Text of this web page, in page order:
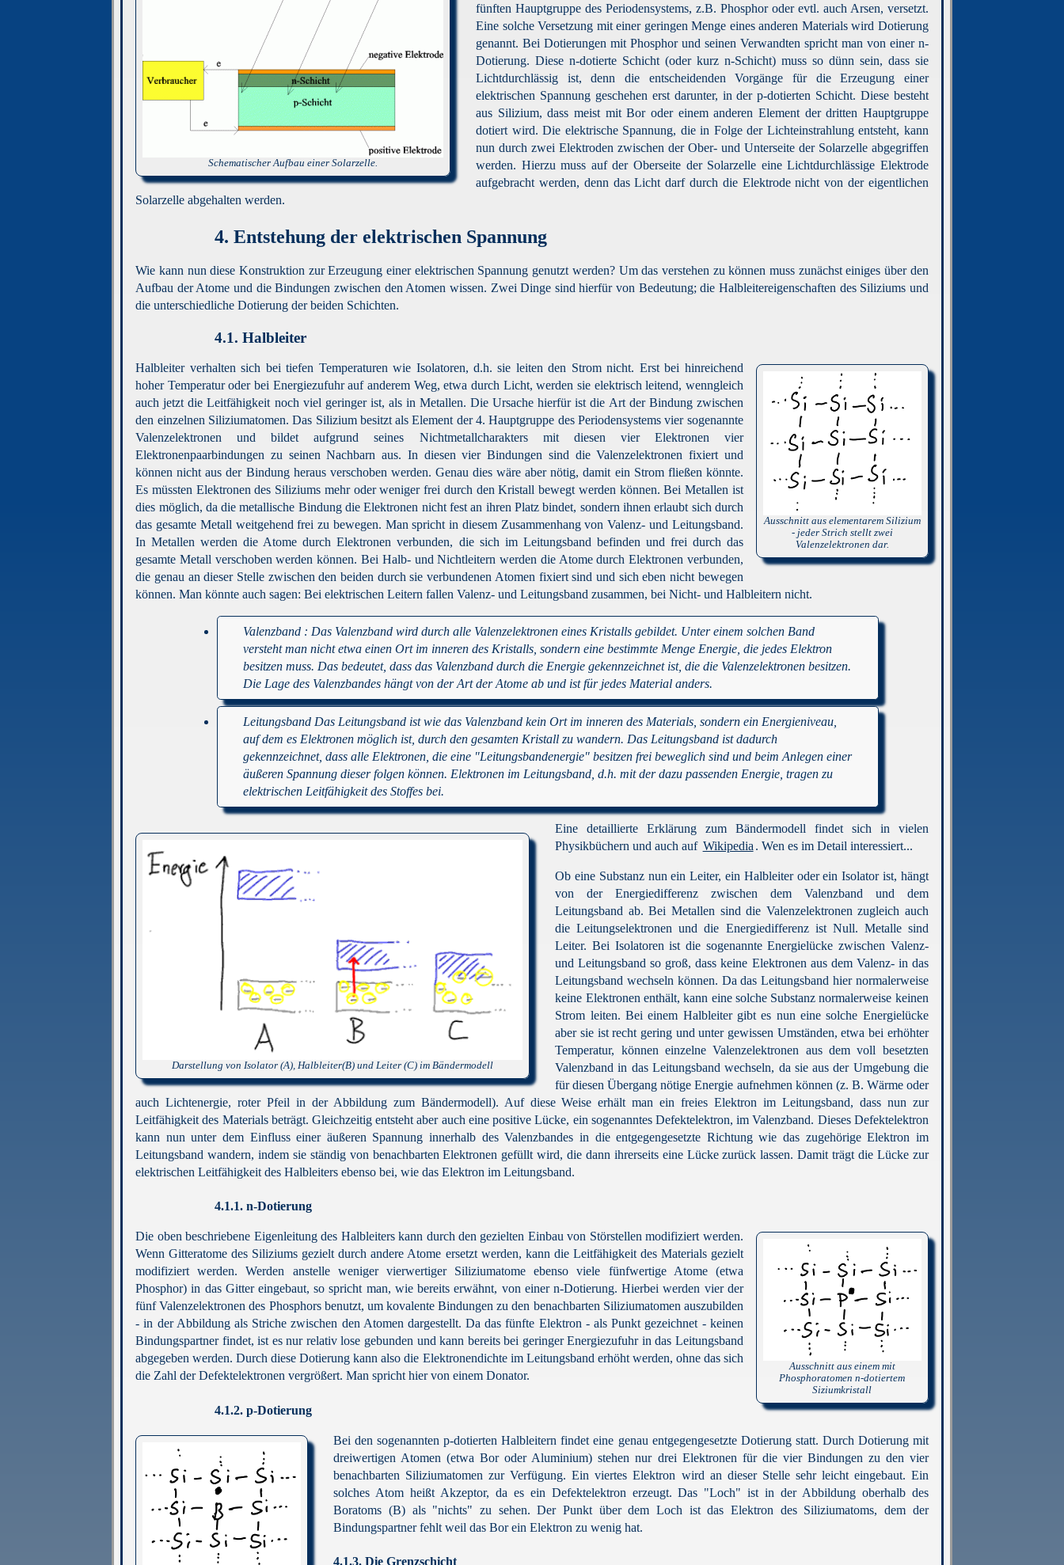
Schematischer Aufbau einer Solarzelle.
fünften Hauptgruppe des Periodensystems, z.B. Phosphor oder evtl. auch Arsen, versetzt.
Eine solche Versetzung mit einer geringen Menge eines anderen Materials wird Dotierung
genannt. Bei Dotierungen mit Phosphor und seinen Verwandten spricht man von einer n-
Dotierung. Diese n-dotierte Schicht (oder kurz n-Schicht) muss so dünn sein, dass sie
Lichtdurchlässig ist, denn die entscheidenden Vorgänge für die Erzeugung einer
elektrischen Spannung geschehen erst darunter, in der p-dotierten Schicht. Diese besteht
aus Silizium, dass meist mit Bor oder einem anderen Element der dritten Hauptgruppe
dotiert wird. Die elektrische Spannung, die in Folge der Lichteinstrahlung entsteht, kann
nun durch zwei Elektroden zwischen der Ober- und Unterseite der Solarzelle abgegriffen
werden. Hierzu muss auf der Oberseite der Solarzelle eine Lichtdurchlässige Elektrode
aufgebracht werden, denn das Licht darf durch die Elektrode nicht von der eigentlichen
Solarzelle abgehalten werden.
4. Entstehung der elektrischen Spannung
Wie kann nun diese Konstruktion zur Erzeugung einer elektrischen Spannung genutzt werden? Um das verstehen zu können muss zunächst einiges über den
Aufbau der Atome und die Bindungen zwischen den Atomen wissen. Zwei Dinge sind hierfür von Bedeutung; die Halbleitereigenschaften des Siliziums und
die unterschiedliche Dotierung der beiden Schichten.
4.1. Halbleiter
Ausschnitt aus elementarem Silizium
- jeder Strich stellt zwei
Valenzelektronen dar.
Halbleiter verhalten sich bei tiefen Temperaturen wie Isolatoren, d.h. sie leiten den Strom nicht. Erst bei hinreichend
hoher Temperatur oder bei Energiezufuhr auf anderem Weg, etwa durch Licht, werden sie elektrisch leitend, wenngleich
auch jetzt die Leitfähigkeit noch viel geringer ist, als in Metallen. Die Ursache hierfür ist die Art der Bindung zwischen
den einzelnen Siliziumatomen. Das Silizium besitzt als Element der 4. Hauptgruppe des Periodensystems vier sogenannte
Valenzelektronen und bildet aufgrund seines Nichtmetallcharakters mit diesen vier Elektronen vier
Elektronenpaarbindungen zu seinen Nachbarn aus. In diesen vier Bindungen sind die Valenzelektronen fixiert und
können nicht aus der Bindung heraus verschoben werden. Genau dies wäre aber nötig, damit ein Strom fließen könnte.
Es müssten Elektronen des Siliziums mehr oder weniger frei durch den Kristall bewegt werden können. Bei Metallen ist
dies möglich, da die metallische Bindung die Elektronen nicht fest an ihren Platz bindet, sondern ihnen erlaubt sich durch
das gesamte Metall weitgehend frei zu bewegen. Man spricht in diesem Zusammenhang von Valenz- und Leitungsband.
In Metallen werden die Atome durch Elektronen verbunden, die sich im Leitungsband befinden und frei durch das
gesamte Metall verschoben werden können. Bei Halb- und Nichtleitern werden die Atome durch Elektronen verbunden,
die genau an dieser Stelle zwischen den beiden durch sie verbundenen Atomen fixiert sind und sich eben nicht bewegen
können. Man könnte auch sagen: Bei elektrischen Leitern fallen Valenz- und Leitungsband zusammen, bei Nicht- und Halbleitern nicht.
Valenzband : Das Valenzband wird durch alle Valenzelektronen eines Kristalls gebildet. Unter einem solchen Band
versteht man nicht etwa einen Ort im inneren des Kristalls, sondern eine bestimmte Menge Energie, die jedes Elektron
besitzen muss. Das bedeutet, dass das Valenzband durch die Energie gekennzeichnet ist, die die Valenzelektronen besitzen.
Die Lage des Valenzbandes hängt von der Art der Atome ab und ist für jedes Material anders.
Leitungsband Das Leitungsband ist wie das Valenzband kein Ort im inneren des Materials, sondern ein Energieniveau,
auf dem es Elektronen möglich ist, durch den gesamten Kristall zu wandern. Das Leitungsband ist dadurch
gekennzeichnet, dass alle Elektronen, die eine "Leitungsbandenergie" besitzen frei beweglich sind und beim Anlegen einer
äußeren Spannung dieser folgen können. Elektronen im Leitungsband, d.h. mit der dazu passenden Energie, tragen zu
elektrischen Leitfähigkeit des Stoffes bei.
Darstellung von Isolator (A), Halbleiter(B) und Leiter (C) im Bändermodell
Eine detaillierte Erklärung zum Bändermodell findet sich in vielen
Physikbüchern und auch auf Wikipedia . Wen es im Detail interessiert...
Ob eine Substanz nun ein Leiter, ein Halbleiter oder ein Isolator ist, hängt
von der Energiedifferenz zwischen dem Valenzband und dem
Leitungsband ab. Bei Metallen sind die Valenzelektronen zugleich auch
die Leitungselektronen und die Energiedifferenz ist Null. Metalle sind
Leiter. Bei Isolatoren ist die sogenannte Energielücke zwischen Valenz-
und Leitungsband so groß, dass keine Elektronen aus dem Valenz- in das
Leitungsband wechseln können. Da das Leitungsband hier normalerweise
keine Elektronen enthält, kann eine solche Substanz normalerweise keinen
Strom leiten. Bei einem Halbleiter gibt es nun eine solche Energielücke
aber sie ist recht gering und unter gewissen Umständen, etwa bei erhöhter
Temperatur, können einzelne Valenzelektronen aus dem voll besetzten
Valenzband in das Leitungsband wechseln, da sie aus der Umgebung die
für diesen Übergang nötige Energie aufnehmen können (z. B. Wärme oder
auch Lichtenergie, roter Pfeil in der Abbildung zum Bändermodell). Auf diese Weise erhält man ein freies Elektron im Leitungsband, dass nun zur
Leitfähigkeit des Materials beträgt. Gleichzeitig entsteht aber auch eine positive Lücke, ein sogenanntes Defektelektron, im Valenzband. Dieses Defektelektron
kann nun unter dem Einfluss einer äußeren Spannung innerhalb des Valenzbandes in die entgegengesetzte Richtung wie das zugehörige Elektron im
Leitungsband wandern, indem sie ständig von benachbarten Elektronen gefüllt wird, die dann ihrerseits eine Lücke zurück lassen. Damit trägt die Lücke zur
elektrischen Leitfähigkeit des Halbleiters ebenso bei, wie das Elektron im Leitungsband.
4.1.1. n-Dotierung
Ausschnitt aus einem mit
Phosphoratomen n-dotiertem
Siziumkristall
Die oben beschriebene Eigenleitung des Halbleiters kann durch den gezielten Einbau von Störstellen modifiziert werden.
Wenn Gitteratome des Siliziums gezielt durch andere Atome ersetzt werden, kann die Leitfähigkeit des Materials gezielt
modifiziert werden. Werden anstelle weniger vierwertiger Siliziumatome ebenso viele fünfwertige Atome (etwa
Phosphor) in das Gitter eingebaut, so spricht man, wie bereits erwähnt, von einer n-Dotierung. Hierbei werden vier der
fünf Valenzelektronen des Phosphors benutzt, um kovalente Bindungen zu den benachbarten Siliziumatomen auszubilden
- in der Abbildung als Striche zwischen den Atomen dargestellt. Da das fünfte Elektron - als Punkt gezeichnet - keinen
Bindungspartner findet, ist es nur relativ lose gebunden und kann bereits bei geringer Energiezufuhr in das Leitungsband
abgegeben werden. Durch diese Dotierung kann also die Elektronendichte im Leitungsband erhöht werden, ohne das sich
die Zahl der Defektelektronen vergrößert. Man spricht hier von einem Donator.
4.1.2. p-Dotierung
Bei den sogenannten p-dotierten Halbleitern findet eine genau entgegengesetzte Dotierung statt. Durch Dotierung mit
dreiwertigen Atomen (etwa Bor oder Aluminium) stehen nur drei Elektronen für die vier Bindungen zu den vier
benachbarten Siliziumatomen zur Verfügung. Ein viertes Elektron wird an dieser Stelle sehr leicht eingebaut. Ein
solches Atom heißt Akzeptor, da es ein Defektelektron erzeugt. Das "Loch" ist in der Abbildung oberhalb des
Boratoms (B) als "nichts" zu sehen. Der Punkt über dem Loch ist das Elektron des Siliziumatoms, dem der
Bindungspartner fehlt weil das Bor ein Elektron zu wenig hat.
4.1.3. Die Grenzschicht